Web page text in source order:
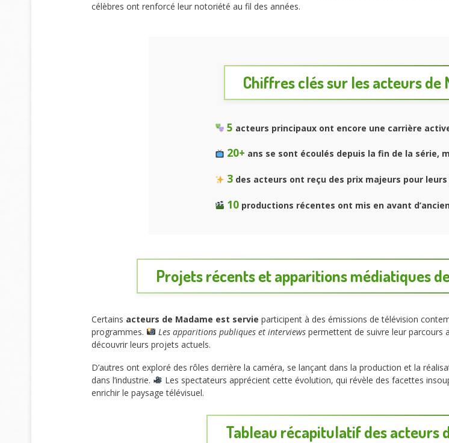
célèbres ont renforcé leur notoriété au fil des années.
Chiffres clés sur les acteurs de
5 acteurs principaux ont encore une carrière
20+ ans se sont écoulés depuis la fin de la série,
3des acteurs ont reçu des prix majeurs pour
10productions récentes ont mis en avant
Projets récents et apparitions médiatiques
Certains acteurs de Madame est servie participent à des émissions de télévision
programmes.
Les apparitions publiques et interviewspermettent de suivre leur parcours
découvrir leurs projets actuels.
D’autres ont exploré des rôles derrière la caméra, se lançant dans la production et la
dans l’industrie.
Les spectateurs apprécient cette évolution, qui révèle des facettes
enrichir le paysage télévisuel.
Tableau récapitulatif des acteurs